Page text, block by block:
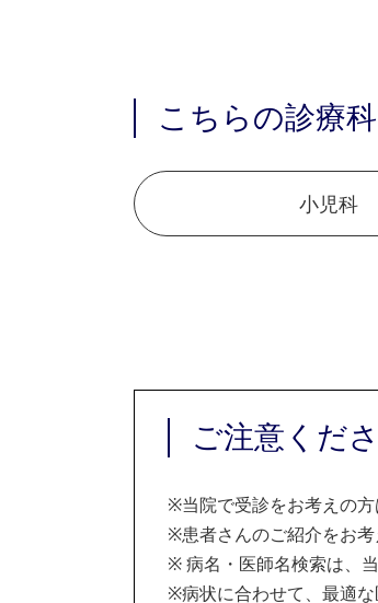
こちらの診療
小児科
ご注意くだ
※当院で受診をお考えの
※患者さんのご紹介をお
※病名・医師名検索は、
※病状に合わせて、最適